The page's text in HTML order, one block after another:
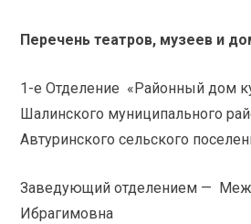
Перечень театров, музеев и
1-е Отделение «Районный дом
Шалинского муниципального
Автуринского сельского
Заведующий отделением —
Ибрагимовна